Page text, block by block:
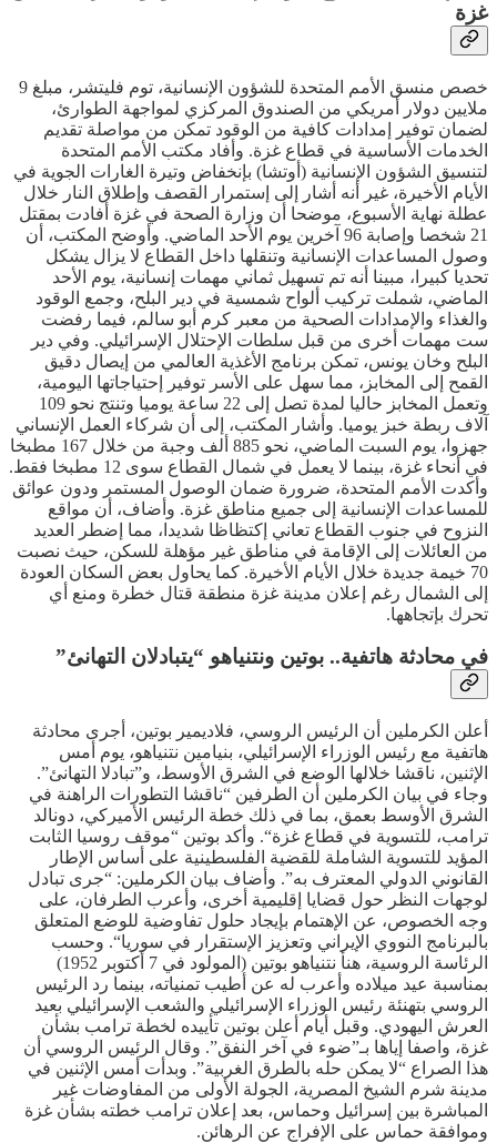
غزة
خصص منسق الأمم المتحدة للشؤون الإنسانية، توم فليتشر، مبلغ 9
ملايين دولار أمريكي من الصندوق المركزي لمواجهة الطوارئ،
لضمان توفير إمدادات كافية من الوقود تمكن من مواصلة تقديم
الخدمات الأساسية في قطاع غزة. وأفاد مكتب الأمم المتحدة
لتنسيق الشؤون الإنسانية (أوتشا) بإنخفاض وتيرة الغارات الجوية في
الأيام الأخيرة، غير أنه أشار إلى إستمرار القصف وإطلاق النار خلال
عطلة نهاية الأسبوع، موضحا أن وزارة الصحة في غزة أفادت بمقتل
21 شخصا وإصابة 96 آخرين يوم الأحد الماضي. وأوضح المكتب، أن
وصول المساعدات الإنسانية وتنقلها داخل القطاع لا يزال يشكل
تحديا كبيرا، مبينا أنه تم تسهيل ثماني مهمات إنسانية، يوم الأحد
الماضي، شملت تركيب ألواح شمسية في دير البلح، وجمع الوقود
والغذاء والإمدادات الصحية من معبر كرم أبو سالم، فيما رفضت
ست مهمات أخرى من قبل سلطات الإحتلال الإسرائيلي. وفي دير
البلح وخان يونس، تمكن برنامج الأغذية العالمي من إيصال دقيق
القمح إلى المخابز، مما سهل على الأسر توفير إحتياجاتها اليومية،
وتعمل المخابز حاليا لمدة تصل إلى 22 ساعة يوميا وتنتج نحو 109
آلاف ربطة خبز يوميا. وأشار المكتب، إلى أن شركاء العمل الإنساني
جهزوا، يوم السبت الماضي، نحو 885 ألف وجبة من خلال 167 مطبخا
في أنحاء غزة، بينما لا يعمل في شمال القطاع سوى 12 مطبخا فقط.
وأكدت الأمم المتحدة، ضرورة ضمان الوصول المستمر ودون عوائق
للمساعدات الإنسانية إلى جميع مناطق غزة. وأضاف، أن مواقع
النزوح في جنوب القطاع تعاني إكتظاظا شديدا، مما إضطر العديد
من العائلات إلى الإقامة في مناطق غير مؤهلة للسكن، حيث نصبت
70 خيمة جديدة خلال الأيام الأخيرة. كما يحاول بعض السكان العودة
إلى الشمال رغم إعلان مدينة غزة منطقة قتال خطرة ومنع أي
تحرك بإتجاهها.
في محادثة هاتفية.. بوتين ونتنياهو “يتبادلان التهانئ”
أعلن الكرملين أن الرئيس الروسي، فلاديمير بوتين، أجرى محادثة
هاتفية مع رئيس الوزراء الإسرائيلي، بنيامين نتنياهو، يوم أمس
الإثنين، ناقشا خلالها الوضع في الشرق الأوسط، و”تبادلا التهانئ”.
وجاء في بيان الكرملين أن الطرفين “ناقشا التطورات الراهنة في
الشرق الأوسط بعمق، بما في ذلك خطة الرئيس الأميركي، دونالد
ترامب، للتسوية في قطاع غزة“. وأكد بوتين “موقف روسيا الثابت
المؤيد للتسوية الشاملة للقضية الفلسطينية على أساس الإطار
القانوني الدولي المعترف به”. وأضاف بيان الكرملين: “جرى تبادل
لوجهات النظر حول قضايا إقليمية أخرى، وأعرب الطرفان، على
وجه الخصوص، عن الإهتمام بإيجاد حلول تفاوضية للوضع المتعلق
بالبرنامج النووي الإيراني وتعزيز الإستقرار في سوريا“. وحسب
الرئاسة الروسية، هنأ نتنياهو بوتين (المولود في 7 أكتوبر 1952)
بمناسبة عيد ميلاده وأعرب له عن أطيب تمنياته، بينما رد الرئيس
الروسي بتهنئة رئيس الوزراء الإسرائيلي والشعب الإسرائيلي بعيد
العرش اليهودي. وقبل أيام أعلن بوتين تأييده لخطة ترامب بشأن
غزة، واصفا إياها بـ”ضوء في آخر النفق”. وقال الرئيس الروسي أن
هذا الصراع “لا يمكن حله بالطرق الغربية”. وبدأت أمس الإثنين في
مدينة شرم الشيخ المصرية، الجولة الأولى من المفاوضات غير
المباشرة بين إسرائيل وحماس، بعد إعلان ترامب خطته بشأن غزة
وموافقة حماس على الإفراج عن الرهائن.